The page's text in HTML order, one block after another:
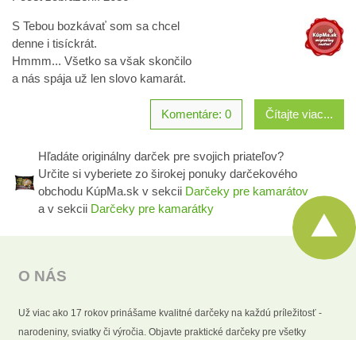
S Tebou bozkávať som sa chcel
denne i tisíckrát.
Hmmm... Všetko sa však skončilo
a nás spája už len slovo kamarát.
Čítajte viac...
Komentáre: 0
Hľadáte originálny darček pre svojich priateľov?
Určite si vyberiete zo širokej ponuky darčekového
obchodu KúpMa.sk v sekcii Darčeky pre kamarátov
a v sekcii Darčeky pre kamarátky
O NÁS
Už viac ako 17 rokov prinášame kvalitné darčeky na každú príležitosť -
narodeniny, sviatky či výročia. Objavte praktické darčeky pre všetky